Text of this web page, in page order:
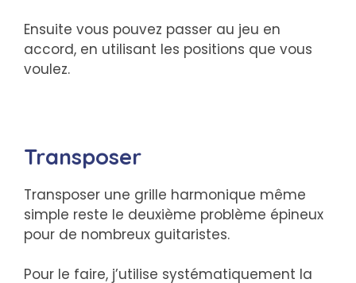
Ensuite vous pouvez passer au jeu en
accord, en utilisant les positions que vous
voulez.
Transposer
Transposer une grille harmonique même
simple reste le deuxième problème épineux
pour de nombreux guitaristes.
Pour le faire, j’utilise systématiquement la